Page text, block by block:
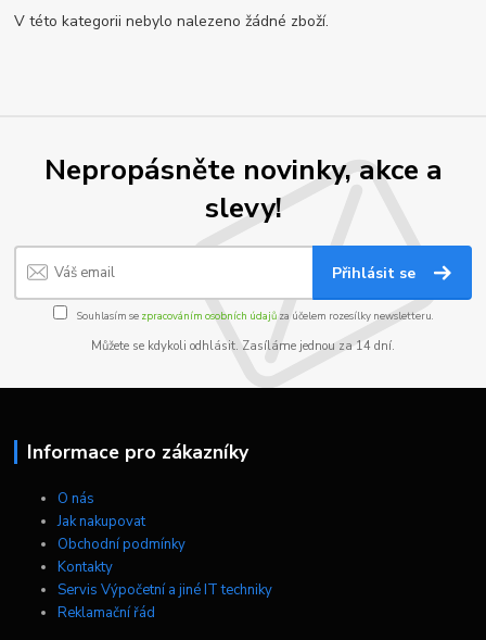
V této kategorii nebylo nalezeno žádné zboží.
Nepropásněte novinky, akce a
slevy!
Přihlásit se
Souhlasím se zpracováním osobních údajůza účelem rozesílky newsletteru.
Můžete se kdykoli odhlásit. Zasíláme jednou za 14 dní.
Informace pro zákazníky
O nás
Jak nakupovat
Obchodní podmínky
Kontakty
Servis Výpočetní a jiné IT techniky
Reklamační řád